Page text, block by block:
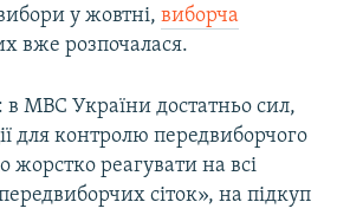
у жовтні, виборча
вже розпочалася.
в МВС України достатньо сил,
для контролю передвиборчого
жорстко реагувати на всі
сіток», на підкуп